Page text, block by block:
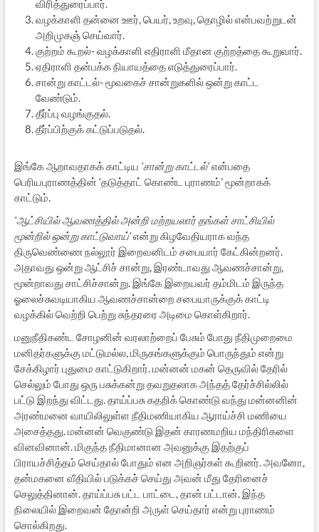
விரித்துரைப்பார்.
வழக்காளி தன்னை ஊர், பெயர், உறவு, தொழில் என்பவற்றுடன்
அறிமுகஞ் செய்வார்.
குற்றம் கூறல்- வழக்காளி எதிராளி மீதான குற்றத்தை கூறுவார்.
ஏதிராளி தன்பக்க நியாயத்தை எடுத்துரைப்பார்.
சான்று காட்டல்- மூவகைச் சான்றுகளில் ஒன்று காட்ட
வேண்டும்.
தீர்ப்பு வழங்குதல்.
தீர்ப்பிற்குக் கட்டுப்படுதல்.
இங்கே ஆறாவதாகக் காட்டிய ‘சான்று காட்டல்’என்பதை
பெரியபுராணத்தின் ‘தடுத்தாட் கொண்ட புராணம்’ மூன்றாகக்
காட்டும்.
‘ஆட்சியில் ஆவணத்தில் அன்றி மற்றயலார் தங்கள் சாட்சியில்
மூன்றில் ஒன்று காட்டுவாய்’என்று கிழவேதியராக வந்த
திருவெண்ணை நல்லூர் இறைவனிடம் சபையார் கேட்கின்றனர்.
அதாவது ஒன்று ஆட்சிச் சான்று, இரண்டாவது ஆவணச்சான்று,
மூன்றாவது சாட்சிச்சான்று. இங்கே இறையவர் தம்மிடம் இருந்த
ஓலைச்சுவடியாகிய ஆவணச்சான்றை சபையாருக்குக் காட்டி
வழக்கில் வெற்றி பெற்று சுந்தரரை அடிமை கொள்கிறார்.
மனுநீதிகண்ட சோழனின் வரலாற்றைப் பேசும் போது நீதிமுறைமை
மனிதர்களுக்கு மட்டுமல்ல, மிருகங்களுக்கும் பொருந்தும் என்று
சேக்கிழார் புதுமை காட்டுகிறார். மன்னன் மகன் தெருவில் தேரில்
செல்லும் போது ஒரு பசுக்கன்று தவறுதலாக அந்தத் தேர்ச்சில்லில்
பட்டு இறந்து விட்டது. தாய்ப்பசு கதறிக் கொண்டு வந்து மன்னனின்
அரண்மனை வாயிலிலுள்ள நீதிமணியாகிய ஆராய்ச்சி மணியை
அசைத்தது. மன்னன் வெகுண்டு இதன் காரணமறிய மந்திரிகளை
வினவினான். மிகுந்த நீதிமானான அவனுக்கு இதற்குப்
பிராயச்சித்தம் செய்தால் போதும் என அறிஞர்கள் கூறினர். அவனோ,
தன்மகனை வீதியில் படுக்கச் செய்து அவன் மீது தேரினைச்
செலுத்தினான். தாய்ப்பசு பட்ட பாட்டை, தான் பட்டான். இந்த
நிலையில் இறைவன் தோன்றி அருள் செய்தார் என்று புராணம்
சொல்கிறது.